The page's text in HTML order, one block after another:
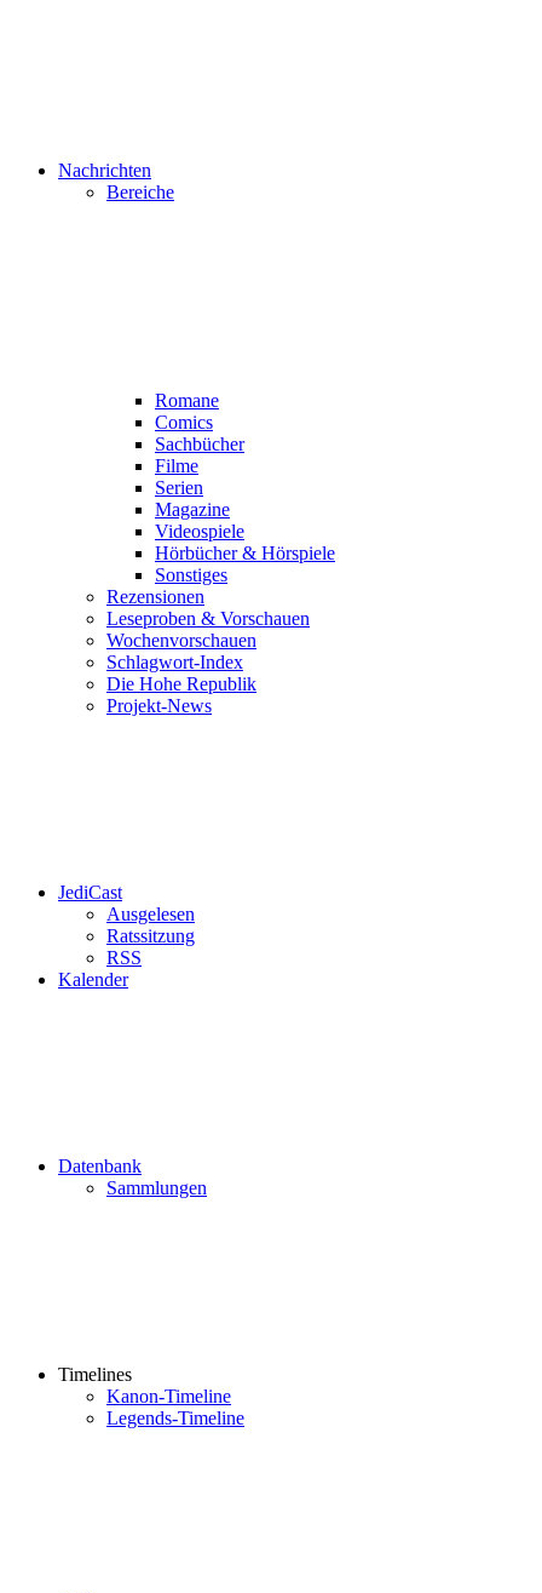
Nachrichten
Bereiche
Romane
Comics
Sachbücher
Filme
Serien
Magazine
Videospiele
Hörbücher & Hörspiele
Sonstiges
Rezensionen
Leseproben & Vorschauen
Wochenvorschauen
Schlagwort-Index
Die Hohe Republik
Projekt-News
JediCast
Ausgelesen
Ratssitzung
RSS
Kalender
Datenbank
Sammlungen
Timelines
Kanon-Timeline
Legends-Timeline